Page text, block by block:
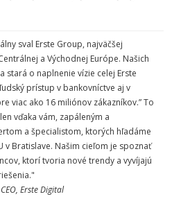
sval Erste Group, najväčšej
a Východnej Európe. Našich
stará o naplnenie vízie celej Erste
prístup v bankovníctve aj v
viac ako 16 miliónov zákazníkov.” To
vďaka vám, zapáleným a
a špecialistom, ktorých hľadáme
v Bratislave. Našim cieľom je spoznať
ktorí tvoria nové trendy a vyvíjajú
Erste Digital